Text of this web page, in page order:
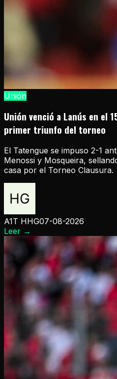
Unión
Unión venció a Lanús en el
primer triunfo del torneo
El Tatengue se impuso 2-1
Menossi y Mosqueira,
casa por el Torneo Clausura.
A1T HHG07-08-2026
Leer →